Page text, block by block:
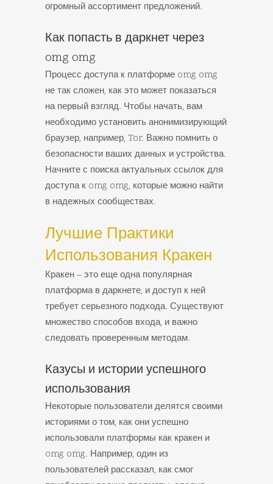
огромный ассортимент предложений.
Как попасть в даркнет через
omg omg
Процесс доступа к платформе omg omg
не так сложен, как это может показаться
на первый взгляд. Чтобы начать, вам
необходимо установить анонимизирующий
браузер, например, Tor. Важно помнить о
безопасности ваших данных и устройства.
Начните с поиска актуальных ссылок для
доступа к omg omg, которые можно найти
в надежных сообществах.
Лучшие Практики
Использования Кракен
Кракен – это еще одна популярная
платформа в даркнете, и доступ к ней
требует серьезного подхода. Существуют
множество способов входа, и важно
следовать проверенным методам.
Казусы и истории успешного
использования
Некоторые пользователи делятся своими
историями о том, как они успешно
использовали платформы как кракен и
omg omg. Например, один из
пользователей рассказал, как смог